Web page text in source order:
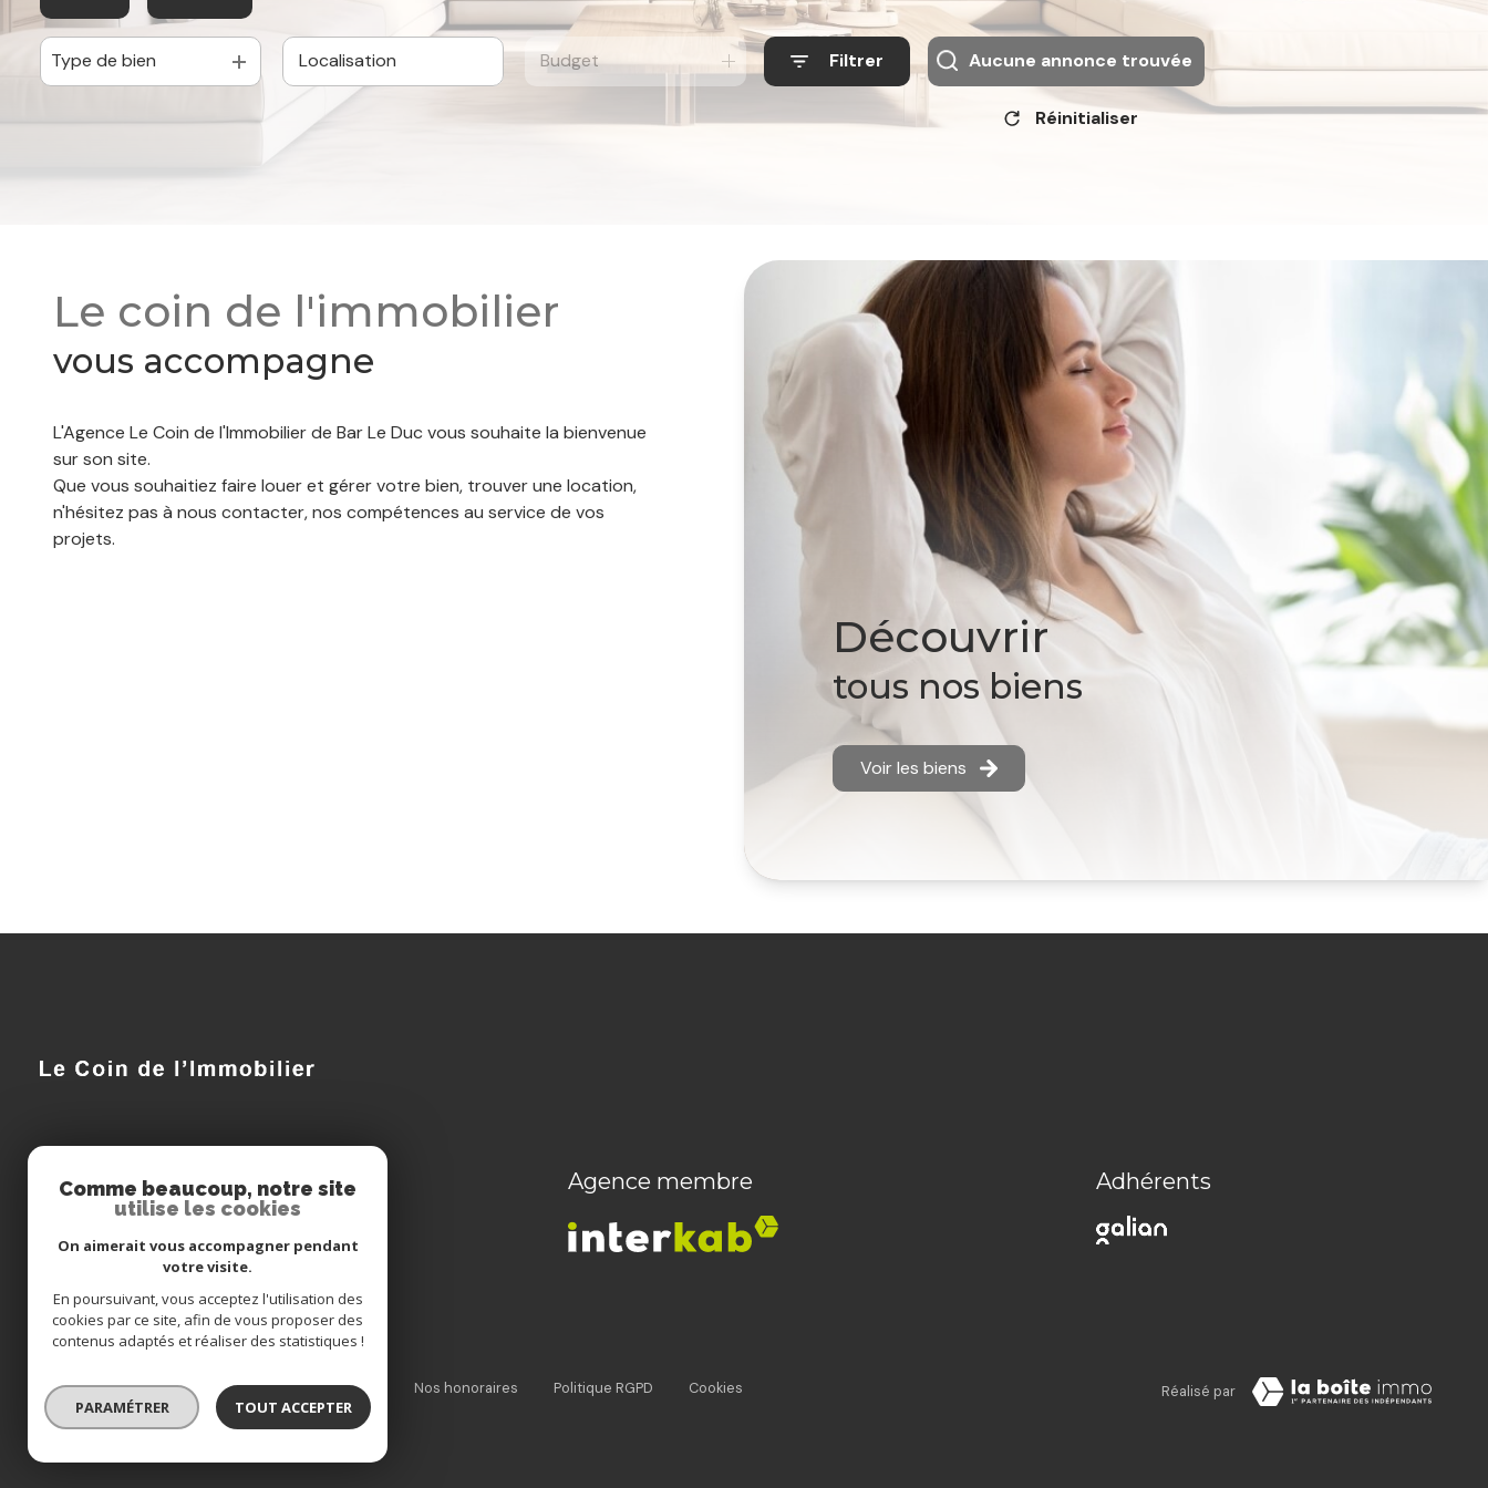
à l'année
Type de bien Budget Filtrer Aucune annonce trouvée
Réinitialiser
découvrir
tous nos biens
Voir les biens
Le coin de l'immobilier
vous accompagne
L'Agence Le Coin de l'Immobilier de Bar Le Duc vous souhaite la bienvenue
sur son site.
Que vous souhaitiez faire louer et gérer votre bien, trouver une location,
n'hésitez pas à nous contacter, nos compétences au service de vos
projets.
Le Coin de l'Immobilier
lecoindelimmobilier@orange.fr
55000 BAR-LE-DUC
Agence membre Adhérents
Nos partenaires Mentions légales Admin Nos honoraires Politique RGPD Cookies
© 2026 | Tous droits réservés
Réalisé par
Comme beaucoup, notre site
utilise les cookies
On aimerait vous accompagner pendant
votre visite.
En poursuivant, vous acceptez l'utilisation des
cookies par ce site, afin de vous proposer des
contenus adaptés et réaliser des statistiques !
PARAMÉTRER TOUT ACCEPTER